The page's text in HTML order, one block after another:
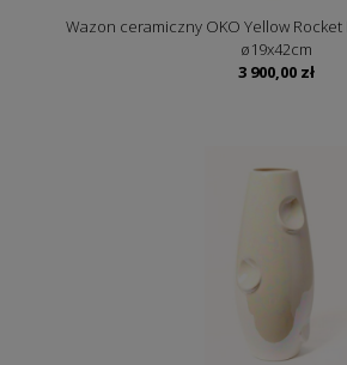
Wazon ceramiczny OKO Yellow
ø19x42cm
3 900,00 zł